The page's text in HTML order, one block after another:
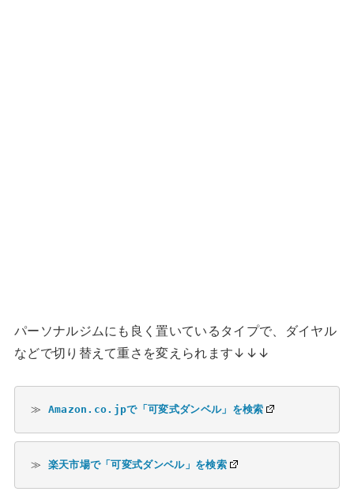
パーソナルジムにも良く置いているタイプで、ダイヤル
などで切り替えて重さを変えられます↓↓↓
≫ Amazon.co.jpで「可変式ダンベル」を検索
≫ 楽天市場で「可変式ダンベル」を検索